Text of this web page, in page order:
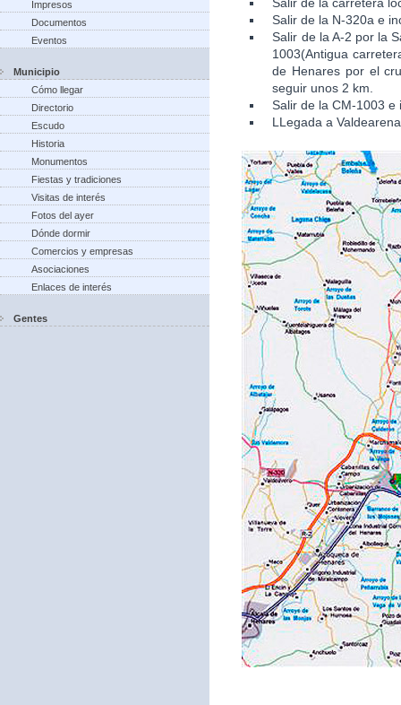
Impresos
Documentos
Eventos
Municipio
Cómo llegar
Directorio
Escudo
Historia
Monumentos
Fiestas y tradiciones
Visitas de interés
Fotos del ayer
Dónde dormir
Comercios y empresas
Asociaciones
Enlaces de interés
Gentes
Salir de la N-320a e
Salir de la A-2 por la
1003(Antigua
de Henares por el
seguir unos 2 km.
Salir de la CM-1003
LLegada a